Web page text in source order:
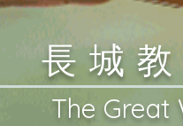
長城
​The Great